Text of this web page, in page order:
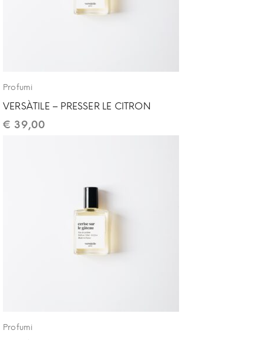
Profumi
VERSÀTILE – PRESSER LE CITRON
€ 39,00
Profumi